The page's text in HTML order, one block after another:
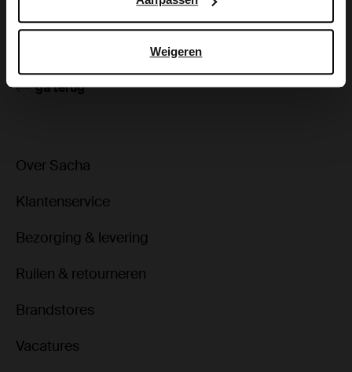
Weigeren
Bezorgen & retour
ga terug
Over Sacha
Klantenservice
Bezorging & levering
Ruilen & retourneren
Brandstores
Vacatures